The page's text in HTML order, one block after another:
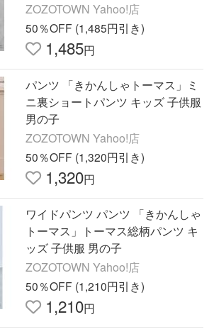
ZOZOTOWN Yahoo!店
50％OFF (1,485円引き)
1,485円
パンツ 「きかんしゃトーマス」ミ
ニ裏ショートパンツ キッズ 子供服
男の子
ZOZOTOWN Yahoo!店
50％OFF (1,320円引き)
1,320円
ワイドパンツ パンツ 「きかんしゃ
トーマス」トーマス総柄パンツ キ
ッズ 子供服 男の子
ZOZOTOWN Yahoo!店
50％OFF (1,210円引き)
1,210円